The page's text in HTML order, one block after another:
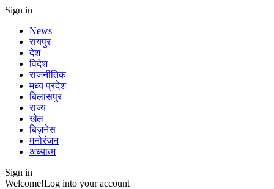
Sign in
News
रायपुर
देश
विदेश
राजनीतिक
मध्य प्रदेश
बिलासपुर
राज्य
खेल
बिज़नेस
मनोरंजन
अध्यात्म
Sign in
Welcome!Log into your account